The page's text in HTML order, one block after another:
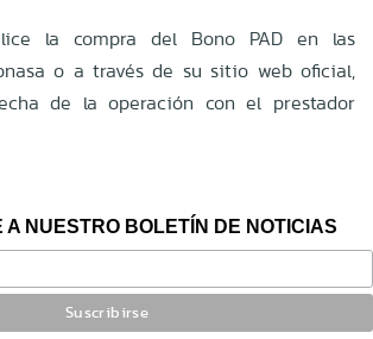
la compra del Bono PAD en las
o a través de su sitio web oficial,
de la operación con el prestador
A NUESTRO BOLETÍN DE NOTICIAS